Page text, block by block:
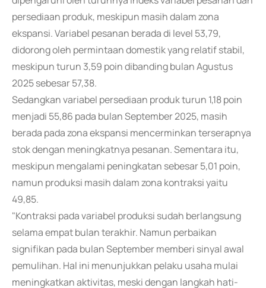
persediaan produk, meskipun masih dalam zona
ekspansi. Variabel pesanan berada di level 53,79,
didorong oleh permintaan domestik yang relatif stabil,
meskipun turun 3,59 poin dibanding bulan Agustus
2025 sebesar 57,38.
Sedangkan variabel persediaan produk turun 1,18 poin
menjadi 55,86 pada bulan September 2025, masih
berada pada zona ekspansi mencerminkan terserapnya
stok dengan meningkatnya pesanan. Sementara itu,
meskipun mengalami peningkatan sebesar 5,01 poin,
namun produksi masih dalam zona kontraksi yaitu
49,85.
"Kontraksi pada variabel produksi sudah berlangsung
selama empat bulan terakhir. Namun perbaikan
signifikan pada bulan September memberi sinyal awal
pemulihan. Hal ini menunjukkan pelaku usaha mulai
meningkatkan aktivitas, meski dengan langkah hati-